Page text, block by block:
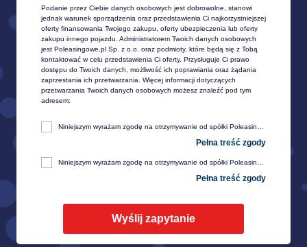
Podanie przez Ciebie danych osobowych jest dobrowolne, stanowi
jednak warunek sporządzenia oraz przedstawienia Ci najkorzystniejszej
oferty finansowania Twojego zakupu, oferty ubezpieczenia lub oferty
zakupu innego pojazdu. Administratorem Twoich danych osobowych
jest Poleasingowe.pl Sp. z o.o. oraz podmioty, które będą się z Tobą
kontaktować w celu przedstawienia Ci oferty. Przysługuje Ci prawo
dostępu do Twoich danych, możliwość ich poprawiania oraz żądania
zaprzestania ich przetwarzania. Więcej informacji dotyczących
przetwarzania Twoich danych osobowych możesz znaleźć pod tym
adresem: